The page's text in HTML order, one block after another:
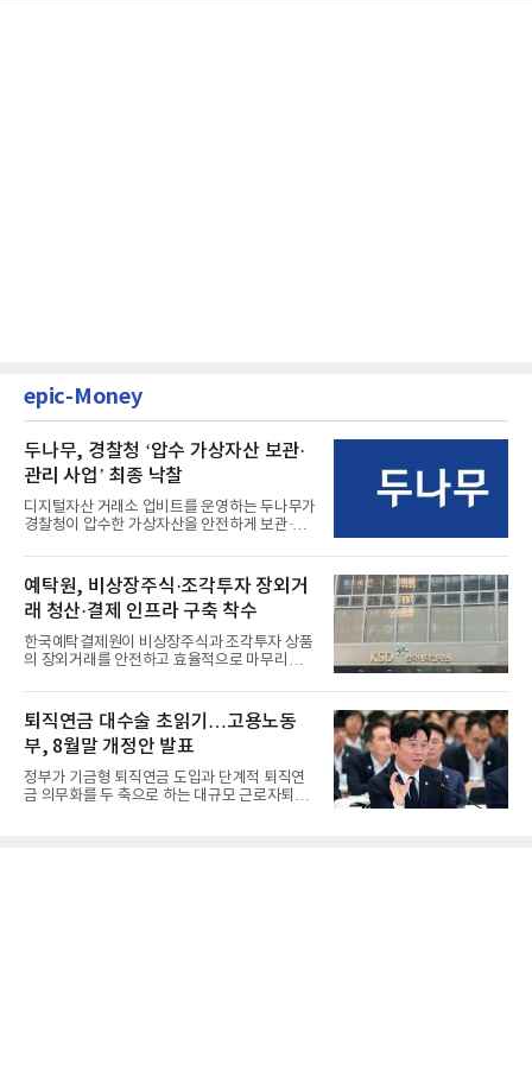
epic-Money
두나무, 경찰청 ‘압수 가상자산 보관·
관리 사업’ 최종 낙찰
디지털자산 거래소 업비트를 운영하는 두나무가
경찰청이 압수한 가상자산을 안전하게 보관·관
예탁원, 비상장주식·조각투자 장외거
래 청산·결제 인프라 구축 착수
한국예탁결제원이 비상장주식과 조각투자 상품
의 장외거래를 안전하고 효율적으로 마무리하기
퇴직연금 대수술 초읽기…고용노동
부, 8월말 개정안 발표
정부가 기금형 퇴직연금 도입과 단계적 퇴직연
금 의무화를 두 축으로 하는 대규모 근로자퇴직